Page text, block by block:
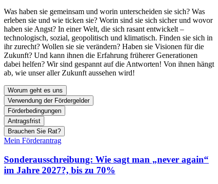
Was haben sie gemeinsam und worin unterscheiden sie sich? Was
erleben sie und wie ticken sie? Worin sind sie sich sicher und wovor
haben sie Angst? In einer Welt, die sich rasant entwickelt –
technologisch, sozial, geopolitisch und klimatisch. Finden sie sich in
ihr zurecht? Wollen sie sie verändern? Haben sie Visionen für die
Zukunft? Und kann ihnen die Erfahrung früherer Generationen
dabei helfen? Wir sind gespannt auf die Antworten! Von ihnen hängt
ab, wie unser aller Zukunft aussehen wird!
Worum geht es uns
Verwendung der Fördergelder
Förderbedingungen
Antragsfrist
Brauchen Sie Rat?
Mein Förderantrag
Sonderausschreibung: Wie sagt man „never again“
im Jahre 2027?, bis zu 70%